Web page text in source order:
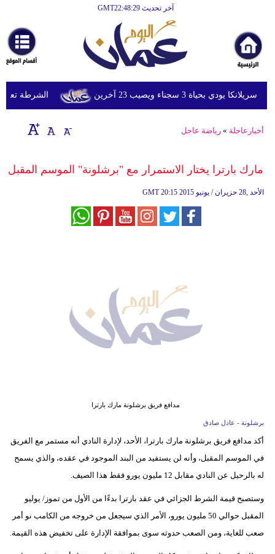
آخر تحديث GMT22:48:29
أخبارعاجلة
رياضة
ثقافة
إقتصاد
وموسيقى
علوم
وتكنولوجيا
مدوَّنات
الشرطة تعتقل بحياة 3 سجناء ويصيب 23 آخرين
أخبارعاجلة »رياضة عاجل
مارك بارترا يختار الاستمرار مع "برشلونة" الموسم المقبل
GMT 20:15 2015 الأحد ,28 حزيران / يونيو
مدافع فريق برشلونة مارك بارترا
برشلونة - عادل صادق
أكد مدافع فريق برشلونة مارك بارترا، الأحد، لإدارة النادي أنه مستمر مع الفريق
في الموسم المقبل، وأنه لن يستفيد من البند الموجود في عقده، والذي يسمح
له بالرحيل عن النادي مقابل 12 مليون يورو فقط هذا الصيف.
وستصبح قيمة الشرط الجزائي في عقد بارترا بدءًا من الأول من تموز/ يوليو
المقبل حوالي 50 مليون يورو، الأمر الذي سيجعل من خروجه من الكامب نو أمر
صعب للغاية، ومن الصعب حدوثه سوى بموافقة الإدارة على تخفيض هذه القيمة.